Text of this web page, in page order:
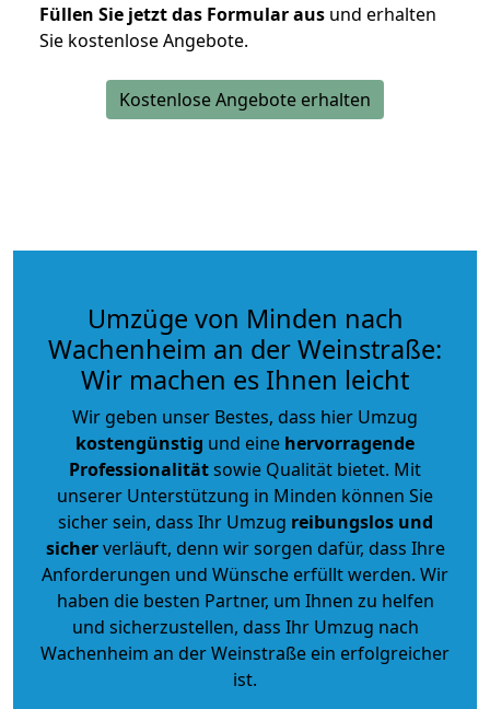
Füllen Sie jetzt das Formular aus und erhalten
Sie kostenlose Angebote.
Kostenlose Angebote erhalten
Umzüge von Minden nach
Wachenheim an der Weinstraße:
Wir machen es Ihnen leicht
Wir geben unser Bestes, dass hier Umzug
kostengünstig und eine hervorragende
Professionalitätsowie Qualität bietet. Mit
unserer Unterstützung in Minden können Sie
sicher sein, dass Ihr Umzug reibungslos und
sicherverläuft, denn wir sorgen dafür, dass Ihre
Anforderungen und Wünsche erfüllt werden. Wir
haben die besten Partner, um Ihnen zu helfen
und sicherzustellen, dass Ihr Umzug nach
Wachenheim an der Weinstraße ein erfolgreicher
ist.